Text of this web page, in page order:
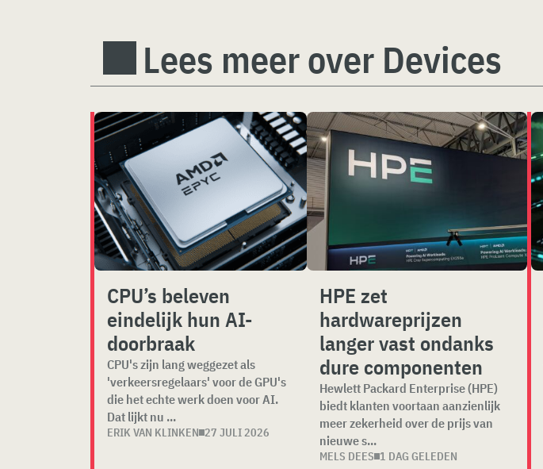
Lees meer over Devices
CPU’s beleven
eindelijk hun AI-
doorbraak
CPU's zijn lang weggezet als
'verkeersregelaars' voor de GPU's
die het echte werk doen voor AI.
Dat lijkt nu ...
ERIK VAN KLINKEN 27 JULI 2026
HPE zet
hardwareprijzen
langer vast ondanks
dure componenten
Hewlett Packard Enterprise (HPE)
biedt klanten voortaan aanzienlijk
meer zekerheid over de prijs van
nieuwe s...
MELS DEES 1 DAG GELEDEN